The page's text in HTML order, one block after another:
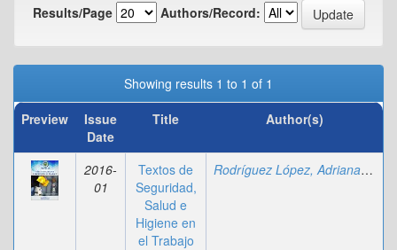
Results/Page
Authors/Record:
Showing results 1 to 1 of 1
Preview
Issue
Date
Title Author(s)
2016-
01
Textos de
Seguridad,
Salud e
Higiene en
el Trabajo
Rodríguez López, Adriana
;